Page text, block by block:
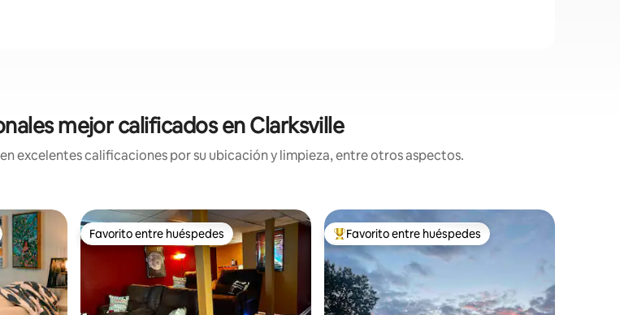
mejor calificados en Clarksville
excelentes calificaciones por su ubicación y limpieza, entre otros aspectos.
huéspedes Favorito entre huéspedes
Favorito entre huéspedes De los mejores en Favorito entre huéspedes
Favorito entre huéspedes